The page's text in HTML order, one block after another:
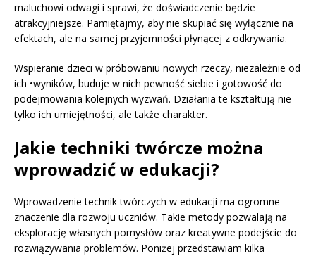
maluchowi odwagi i sprawi, że doświadczenie będzie
atrakcyjniejsze. Pamiętajmy, aby nie skupiać się wyłącznie na
efektach, ale na samej przyjemności płynącej z odkrywania.
Wspieranie dzieci w próbowaniu nowych rzeczy, niezależnie od
ich •wyników, buduje w nich pewność siebie i gotowość do
podejmowania kolejnych wyzwań. Działania te kształtują nie
tylko ich umiejętności, ale także charakter.
Jakie techniki twórcze można
wprowadzić w edukacji?
Wprowadzenie technik twórczych w edukacji ma ogromne
znaczenie dla rozwoju uczniów. Takie metody pozwalają na
eksplorację własnych pomysłów oraz kreatywne podejście do
rozwiązywania problemów. Poniżej przedstawiam kilka